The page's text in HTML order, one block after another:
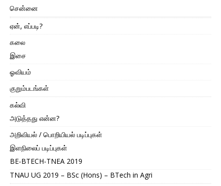
சென்னை
ஏன், எப்படி?
கலை
இசை
ஓவியம்
குறும்படங்கள்
கல்வி
அடுத்தது என்ன?
அறிவியல் / பொறியியல் படிப்புகள்
இளநிலைப் படிப்புகள்
BE-BTECH-TNEA 2019
TNAU UG 2019 – BSc (Hons) – BTech in Agri